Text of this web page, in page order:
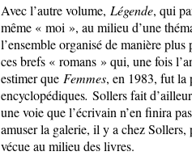
Avec l’autre volume, Légende, qui
même « moi », au milieu d’une
l’ensemble organisé de manière
ces brefs « romans » qui, une fois
estimer que Femmes, en 1983, fut la
encyclopédiques. Sollers fait
une voie que l’écrivain n’en finira
amuser la galerie, il y a chez Sollers,
vécue au milieu des livres.